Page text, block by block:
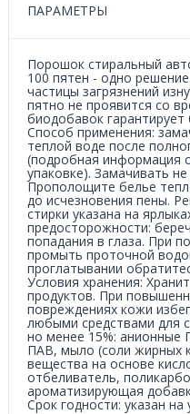
ПАРАМЕТРЫ
Порошок стиральный
100 пятен - одно
частицы загрязнений
пятно не проявится со
биодобавок гарантирует
Способ применения:
теплой воде после
(подробная информация
упаковке). Замачивать
Прополощите белье
до исчезновения пены.
стирки указана на
предосторожности:
попадания в глаза. При
промыть проточной
проглатывании
Условия хранения:
продуктов. При
повреждениях кожи
любыми средствами для
но менее 15%: анионные
ПАВ, мыло (соли жирных
вещества на основе
отбеливатель,
ароматизирующая
Срок годности: указан на